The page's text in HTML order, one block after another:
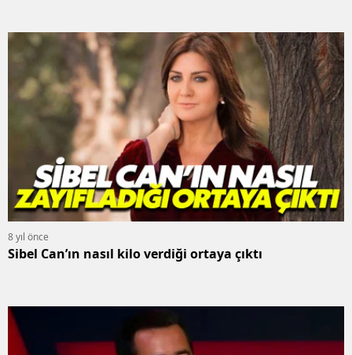
8 yıl önce
Sibel Can’ın nasıl kilo verdiği ortaya çıktı